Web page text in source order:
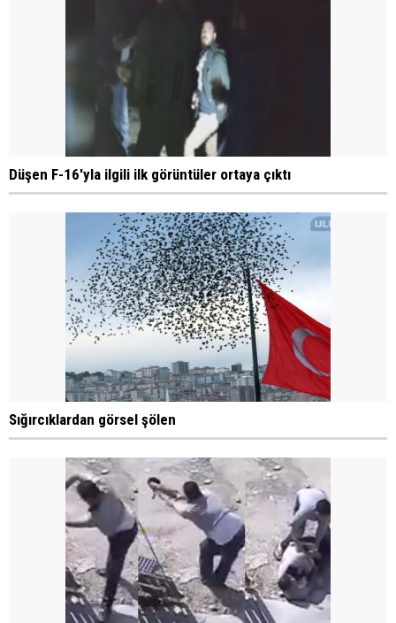
Düşen F-16'yla ilgili ilk görüntüler ortaya çıktı
Sığırcıklardan görsel şölen